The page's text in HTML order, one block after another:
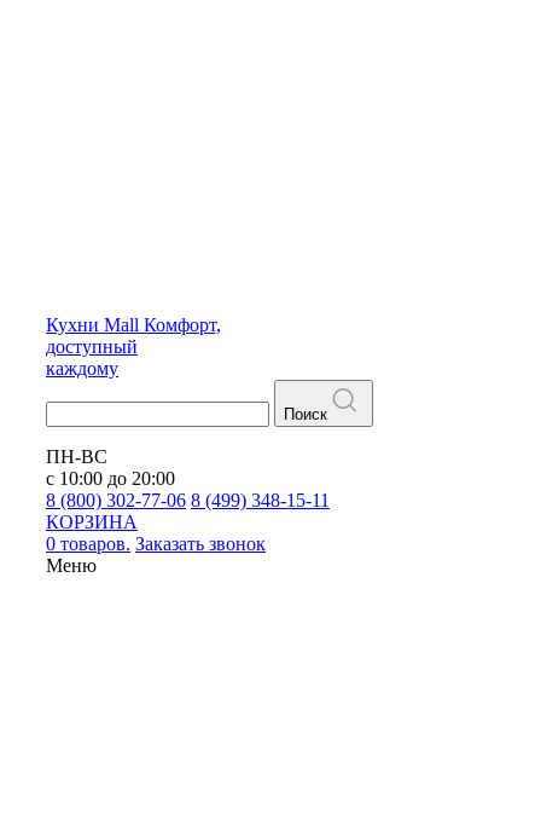
Кухни Mall Комфорт,
доступный
каждому
Поиск
ПН-ВС
с 10:00 до 20:00
8 (800) 302-77-06 8 (499) 348-15-11
КОРЗИНА
0 товаров. Заказать звонок
Меню